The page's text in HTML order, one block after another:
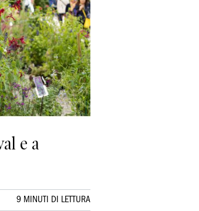
e a
9 MINUTI DI LETTURA